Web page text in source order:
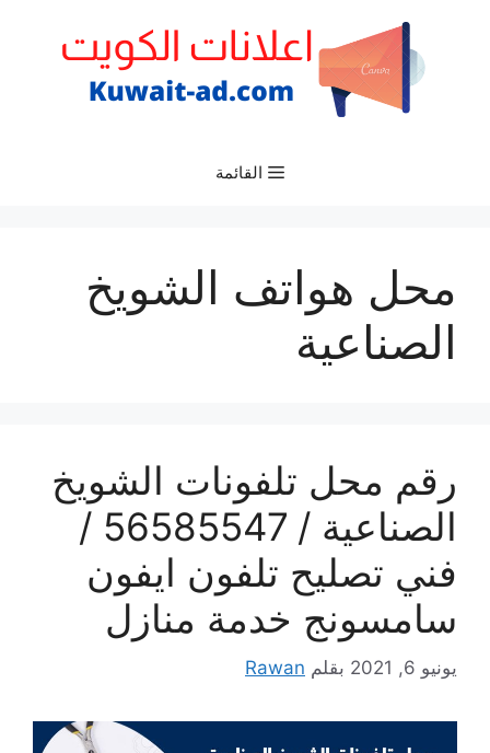
القائمة
محل هواتف الشويخ
الصناعية
رقم محل تلفونات الشويخ
الصناعية / 56585547 /
فني تصليح تلفون ايفون
سامسونج خدمة منازل
يونيو 6, 2021 بقلم Rawan